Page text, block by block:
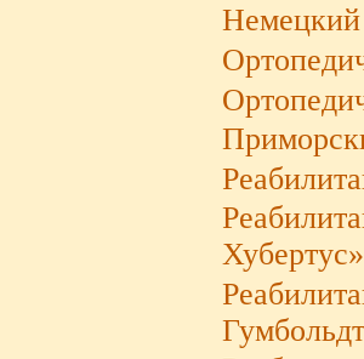
Немецкий
Хубертус»